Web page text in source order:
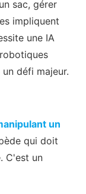
sac, gérer
impliquent
une IA
défi majeur.
un
qui doit
C'est un